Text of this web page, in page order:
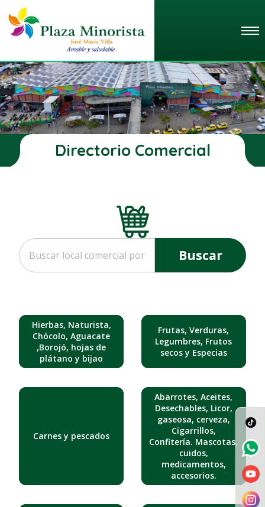
Directorio Comercial
Buscar
Hierbas, Naturista,
Chócolo, Aguacate
,Borojó, hojas de
plátano y bijao
Frutas, Verduras,
Legumbres, Frutos
secos y Especias
Carnes y pescados
Abarrotes, Aceites,
Desechables, Licor,
gaseosa, cerveza,
Cigarrillos,
Confitería. Mascotas,
cuidos,
medicamentos,
accesorios.